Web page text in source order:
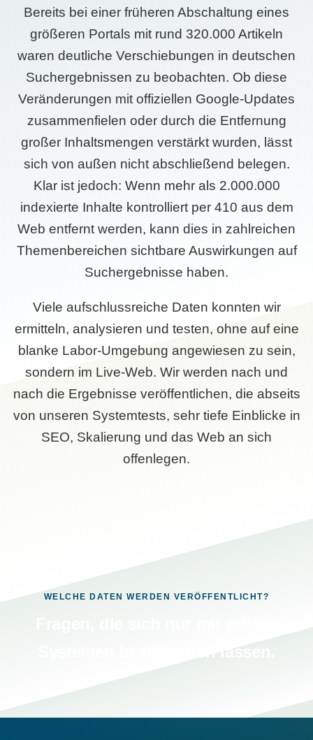
Bereits bei einer früheren Abschaltung eines
größeren Portals mit rund 320.000 Artikeln
waren deutliche Verschiebungen in deutschen
Suchergebnissen zu beobachten. Ob diese
Veränderungen mit offiziellen Google-Updates
zusammenfielen oder durch die Entfernung
großer Inhaltsmengen verstärkt wurden, lässt
sich von außen nicht abschließend belegen.
Klar ist jedoch: Wenn mehr als 2.000.000
indexierte Inhalte kontrolliert per 410 aus dem
Web entfernt werden, kann dies in zahlreichen
Themenbereichen sichtbare Auswirkungen auf
Suchergebnisse haben.
Viele aufschlussreiche Daten konnten wir
ermitteln, analysieren und testen, ohne auf eine
blanke Labor-Umgebung angewiesen zu sein,
sondern im Live-Web. Wir werden nach und
nach die Ergebnisse veröffentlichen, die abseits
von unseren Systemtests, sehr tiefe Einblicke in
SEO, Skalierung und das Web an sich
offenlegen.
WELCHE DATEN WERDEN VERÖFFENTLICHT?